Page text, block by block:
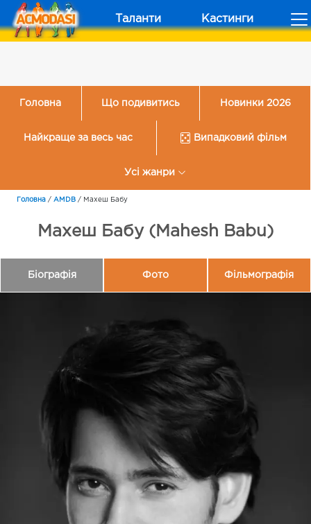
Таланти Кастинги
Головна Що подивитись Новинки 2026
Найкраще за весь час Випадковий фільм
Усі жанри
Головна / AMDB / Махеш Бабу
Махеш Бабу (Mahesh Babu)
Біографія Фото Фільмографія